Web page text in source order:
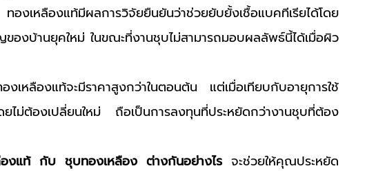
องเหลืองแท้มีผลการวิจัยยืนยันว่าช่วยยับยั้งเชื้อแบคทีเรียได้โดย
องบ้านยุคใหม่ ในขณะที่งานชุบไม่สามารถมอบผลลัพธ์นี้ได้เมื่อผิว
เหลืองแท้จะมีราคาสูงกว่าในตอนต้น แต่เมื่อเทียบกับอายุการใช้
ม่ต้องเปลี่ยนใหม่ ถือเป็นการลงทุนที่ประหยัดกว่างานชุบที่ต้อง
องแท้ กับ ชุบทองเหลือง ต่างกันอย่างไร จะช่วยให้คุณประหยัด